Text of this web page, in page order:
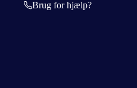
Brug for hjælp?